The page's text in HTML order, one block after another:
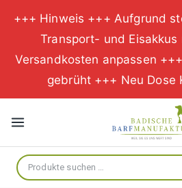
+++ Hinweis +++ Aufgrund
Transport- und Eisakkus
Versandkosten anpassen
gebrüht +++ Neu Dose
Inhalt
springen
Suche
nach: